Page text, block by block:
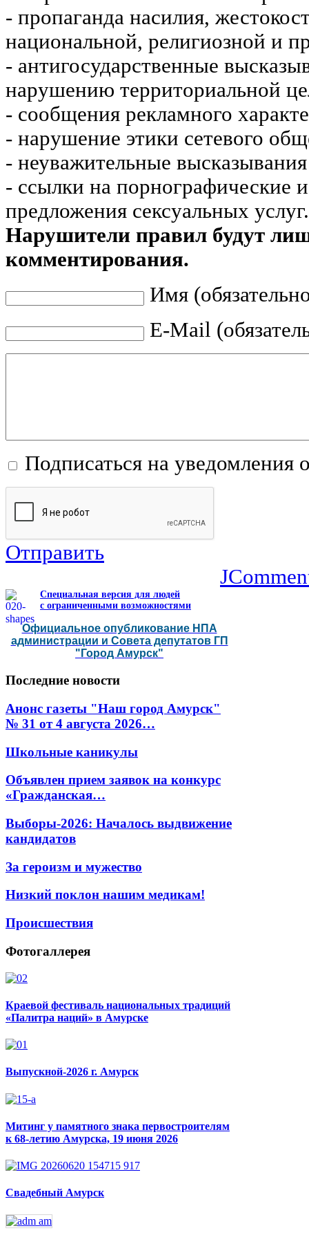
- пропаганда насилия,
национальной, религиозной и
- антигосударственные
нарушению территориальной
- сообщения рекламного
- нарушение этики сетевого
- неуважительные
- ссылки на порнографические
предложения сексуальных услуг.
Нарушители правил будут
комментирования.
Имя
E-Mail
Подписаться на уведомления
Отправить
Специальная версия для людей
с ограниченными возможностями
Официальное опубликование НПА
администрации и Совета депутатов ГП
"Город Амурск"
Последние новости
Анонс газеты "Наш город Амурск"
№ 31 от 4 августа 2026…
Школьные каникулы
Объявлен прием заявок на конкурс
«Гражданская…
Выборы-2026: Началось выдвижение
кандидатов
За героизм и мужество
Низкий поклон нашим медикам!
Происшествия
Фотогаллерея
Краевой фестиваль национальных традиций
«Палитра наций» в Амурске
Выпускной-2026 г. Амурск
Митинг у памятного знака первостроителям
к 68-летию Амурска, 19 июня 2026
Свадебный Амурск